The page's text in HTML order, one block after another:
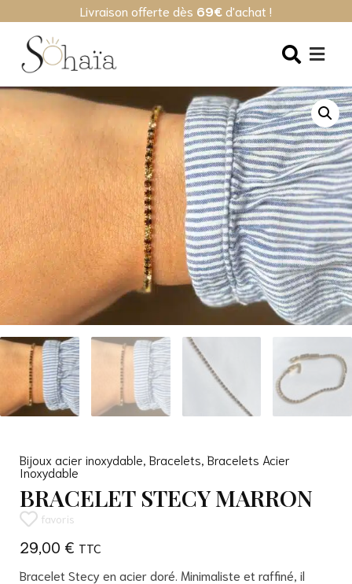
Livraison offerte dès 69€ d'achat !
Bijoux acier inoxydable Bracelets Bracelets Acier
Inoxydable
BRACELET STECY MARRON
favoris
29,00 €
Bracelet Stecy en acier doré. Minimaliste et raffiné, il